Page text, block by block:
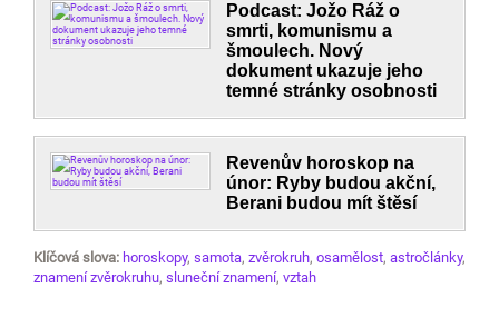
Podcast: Jožo Ráž o
smrti, komunismu a
šmoulech. Nový
dokument ukazuje jeho
temné stránky osobnosti
Revenův horoskop na
únor: Ryby budou akční,
Berani budou mít štěsí
Klíčová slova: horoskopy, samota, zvěrokruh, osamělost, astročlánky,
znamení zvěrokruhu, sluneční znamení, vztah